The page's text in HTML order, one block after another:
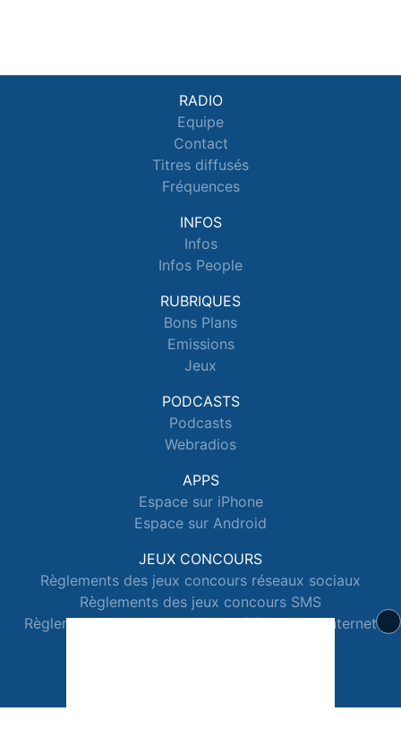
RADIO
Equipe
Contact
Titres diffusés
Fréquences
INFOS
Infos
Infos People
RUBRIQUES
Bons Plans
Emissions
Jeux
PODCASTS
Podcasts
Webradios
APPS
Espace sur iPhone
Espace sur Android
JEUX CONCOURS
Règlements des jeux concours réseaux sociaux
Règlements des jeux concours SMS
Règlements des jeux concours téléphone et internet